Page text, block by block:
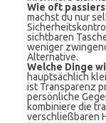
Wie oft
machst du nur
sichtbaren
weniger
Alternative.
Welche Dinge
hauptsächlich
ist Transparenz
persönliche
kombiniere die
verschließbaren